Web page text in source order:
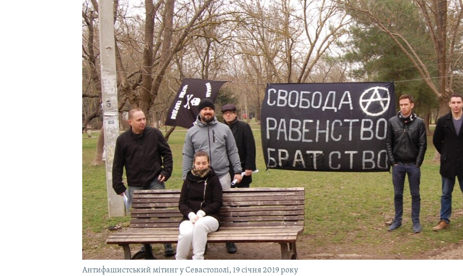
УКРАЇНСЬКА ПРОБЛЕМА КРИМУ
Антифашистський мітинг у Севастополі, 19 січня 2019 року